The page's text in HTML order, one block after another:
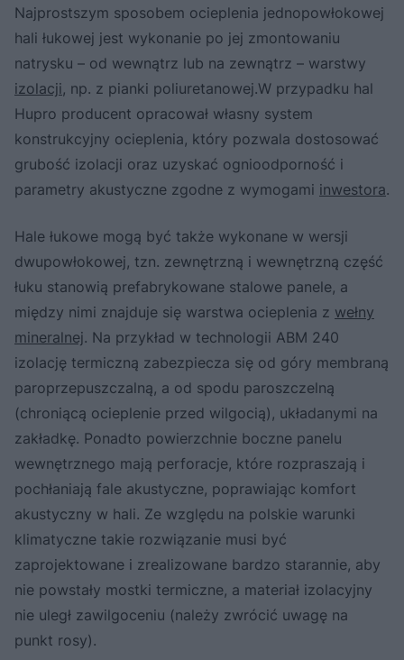
Najprostszym sposobem ocieplenia jednopowłokowej
hali łukowej jest wykonanie po jej zmontowaniu
natrysku – od wewnątrz lub na zewnątrz – warstwy
izolacji, np. z pianki poliuretanowej.W przypadku hal
Hupro producent opracował własny system
konstrukcyjny ocieplenia, który pozwala dostosować
grubość izolacji oraz uzyskać ognioodporność i
parametry akustyczne zgodne z wymogami inwestora.
Hale łukowe mogą być także wykonane w wersji
dwupowłokowej, tzn. zewnętrzną i wewnętrzną część
łuku stanowią prefabrykowane stalowe panele, a
między nimi znajduje się warstwa ocieplenia z wełny
mineralnej. Na przykład w technologii ABM 240
izolację termiczną zabezpiecza się od góry membraną
paroprzepuszczalną, a od spodu paroszczelną
(chroniącą ocieplenie przed wilgocią), układanymi na
zakładkę. Ponadto powierzchnie boczne panelu
wewnętrznego mają perforacje, które rozpraszają i
pochłaniają fale akustyczne, poprawiając komfort
akustyczny w hali. Ze względu na polskie warunki
klimatyczne takie rozwiązanie musi być
zaprojektowane i zrealizowane bardzo starannie, aby
nie powstały mostki termiczne, a materiał izolacyjny
nie uległ zawilgoceniu (należy zwrócić uwagę na
punkt rosy).